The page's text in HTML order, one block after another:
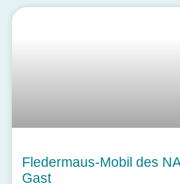
Fledermaus-Mobil des
Gast